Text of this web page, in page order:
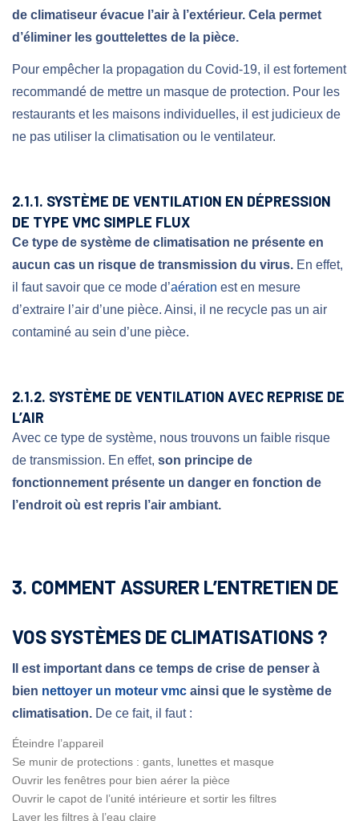
de climatiseur évacue l’air à l’extérieur. Cela permet
d’éliminer les gouttelettes de la pièce.
Pour empêcher la propagation du Covid-19, il est fortement
recommandé de mettre un masque de protection. Pour les
restaurants et les maisons individuelles, il est judicieux de
ne pas utiliser la climatisation ou le ventilateur.
2.1.1. SYSTÈME DE VENTILATION EN DÉPRESSION
DE TYPE VMC SIMPLE FLUX
Ce type de système de climatisation ne présente en
aucun cas un risque de transmission du virus. En effet,
il faut savoir que ce mode d’aération est en mesure
d’extraire l’air d’une pièce. Ainsi, il ne recycle pas un air
contaminé au sein d’une pièce.
2.1.2. SYSTÈME DE VENTILATION AVEC REPRISE DE
L’AIR
Avec ce type de système, nous trouvons un faible risque
de transmission. En effet, son principe de
fonctionnement présente un danger en fonction de
l’endroit où est repris l’air ambiant.
3. COMMENT ASSURER L’ENTRETIEN DE
VOS SYSTÈMES DE CLIMATISATIONS ?
Il est important dans ce temps de crise de penser à
bien nettoyer un moteur vmc ainsi que le système de
climatisation. De ce fait, il faut :
Éteindre l’appareil
Se munir de protections : gants, lunettes et masque
Ouvrir les fenêtres pour bien aérer la pièce
Ouvrir le capot de l’unité intérieure et sortir les filtres
Laver les filtres à l’eau claire